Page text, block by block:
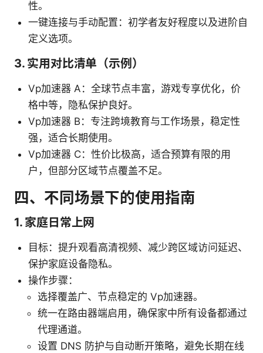
性。
一键连接与手动配置：初学者友好程度以及进阶自
定义选项。
3. 实用对比清单（示例）
Vp加速器 A：全球节点丰富，游戏专享优化，价
格中等，隐私保护良好。
Vp加速器 B：专注跨境教育与工作场景，稳定性
强，适合长期使用。
Vp加速器 C：性价比极高，适合预算有限的用
户，但部分区域节点覆盖不足。
四、不同场景下的使用指南
1. 家庭日常上网
目标：提升观看高清视频、减少跨区域访问延迟、
保护家庭设备隐私。
操作步骤：
选择覆盖广、节点稳定的 Vp加速器。
统一在路由器端启用，确保家中所有设备都通过
代理通道。
设置 DNS 防护与自动断开策略，避免长期在线